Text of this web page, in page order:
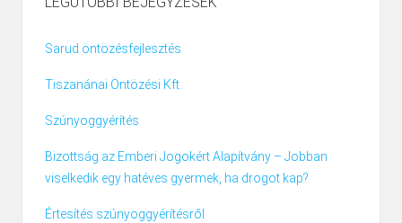
Sarud öntözésfejlesztés
Tiszanánai Öntözési Kft.
Szúnyoggyérítés
Bizottság az Emberi Jogokért Alapítvány – Jobban
viselkedik egy hatéves gyermek, ha drogot kap?
Értesítés szúnyoggyérítésről